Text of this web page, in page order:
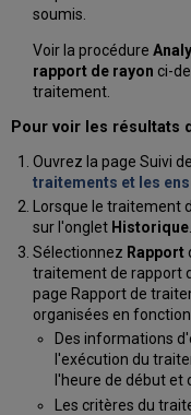
soumis.
Voir la procédure
rapport de rayon ci-
traitement.
Pour voir les résultats
Ouvrez la page Suivi
traitements et les
Lorsque le traitement
sur l'onglet Historique.
Sélectionnez Rapport
traitement de rapport
page Rapport de
organisées en
Des informations
l'exécution du
l'heure de début et
Les critères du